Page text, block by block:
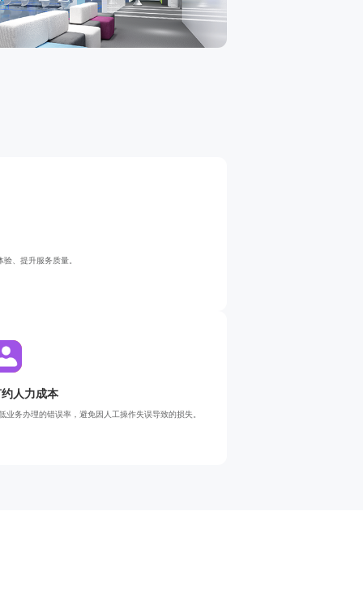
、提升服务质量。
人力成本
业务办理的错误率，避免因人工操作失误导致的损失。